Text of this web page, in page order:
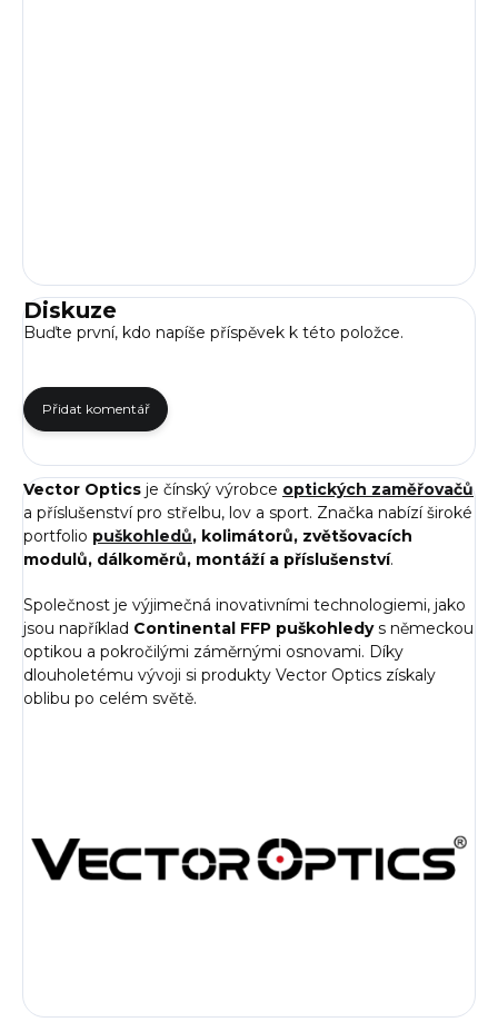
Diskuze
Buďte první, kdo napíše příspěvek k této položce.
Přidat komentář
Vector Optics je čínský výrobce optických zaměřovačů
a příslušenství pro střelbu, lov a sport. Značka nabízí široké
portfolio puškohledů, kolimátorů, zvětšovacích
modulů, dálkoměrů, montáží a příslušenství.
Společnost je výjimečná inovativními technologiemi, jako
jsou například Continental FFP puškohledys německou
optikou a pokročilými záměrnými osnovami. Díky
dlouholetému vývoji si produkty Vector Optics získaly
oblibu po celém světě.